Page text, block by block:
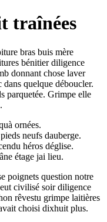
traînées
bras buis mère
bénitier diligence
donnant chose laver
quelque déboucler.
parquetée. Grimpe elle
ornées.
neufs dauberge.
héros déglise.
étage jai lieu.
poignets question notre
civilisé soir diligence
rêvestu grimpe laitières
choisi dixhuit plus.